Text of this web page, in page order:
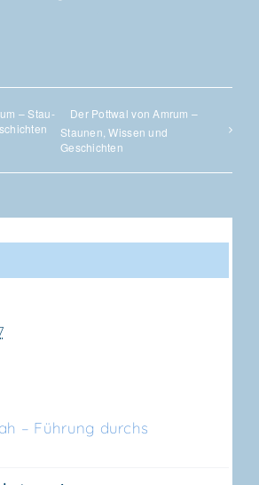
– Stau­
Der Pott­wal von Amrum –
Stau­nen, Wis­sen und
Geschichten
– Füh­rung durchs